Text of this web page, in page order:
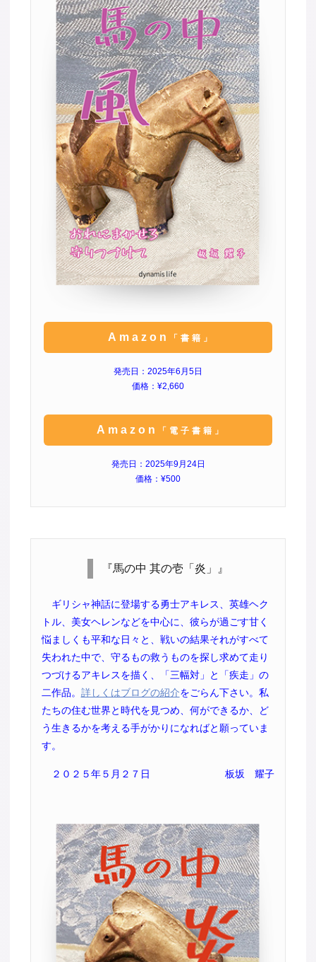
Amazon 「書籍」
発売日：2025年6月5日
価格：¥2,660
Amazon 「電子書籍」
発売日：2025年9月24日
価格：¥500
『馬の中 其の壱「炎」』
ギリシャ神話に登場する勇士アキレス、英雄ヘク
トル、美女ヘレンなどを中心に、彼らが過ごす甘く
悩ましくも平和な日々と、戦いの結果それがすべて
失われた中で、守るもの救うものを探し求めて走り
つづけるアキレスを描く、「三幅対」と「疾走」の
二作品。 詳しくはブログの紹介をごらん下さい。私
たちの住む世界と時代を見つめ、何ができるか、ど
う生きるかを考える手がかりになればと願っていま
す。
２０２５年５月２７日 板坂 耀子